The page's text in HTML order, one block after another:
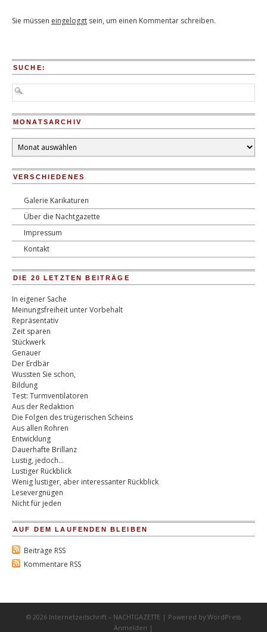
Sie müssen eingeloggt sein, um einen Kommentar schreiben.
SUCHE:
MONATSARCHIV
Monatsarchiv
VERSCHIEDENES
Galerie Karikaturen
Über die Nachtgazette
Impressum
Kontakt
DIE 20 LETZTEN BEITRÄGE
In eigener Sache
Meinungsfreiheit unter Vorbehalt
Repräsentativ
Zeit sparen
Stückwerk
Genauer
Der Erdbär
Wussten Sie schon,
Bildung
Test: Turmventilatoren
Aus der Redaktion
Die Folgen des trügerischen Scheins
Aus allen Rohren
Entwicklung
Dauerhafte Brillanz
Lustig, jedoch…
Lustiger Rückblick
Wenig lustiger, aber interessanter Rückblick
Lesevergnügen
Nicht für jeden
AUF DEM LAUFENDEN BLEIBEN
Beiträge RSS
Kommentare RSS
© 2026 Internetzeitschrift – NACHTGAZETTE | Powered by WordPress
Anmelden |